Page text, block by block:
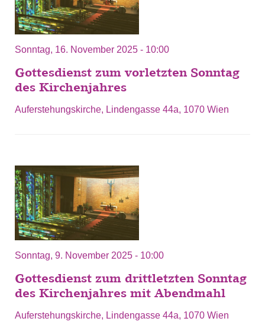
Sonntag, 16. November 2025 - 10:00
Gottesdienst zum vorletzten Sonntag
des Kirchenjahres
Auferstehungskirche, Lindengasse 44a, 1070 Wien
Sonntag, 9. November 2025 - 10:00
Gottesdienst zum drittletzten Sonntag
des Kirchenjahres mit Abendmahl
Auferstehungskirche, Lindengasse 44a, 1070 Wien